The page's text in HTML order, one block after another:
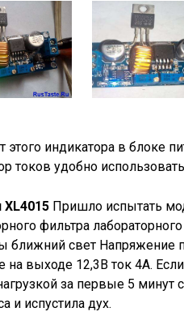
этого индикатора в блоке
токов удобно
XL4015 Пришло испытать
фильтра
ближний свет Напряжение
на выходе 12,3В ток 4А.
за первые 5 минут
и испустила дух.